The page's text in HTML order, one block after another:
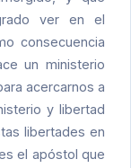
ver en el
consecuencia
un ministerio
acercarnos a
y libertad
libertades en
el apóstol que